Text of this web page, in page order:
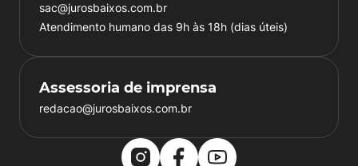
sac@jurosbaixos.com.br
Atendimento humano das 9h às 18h (dias úteis)
Assessoria de imprensa
redacao@jurosbaixos.com.br